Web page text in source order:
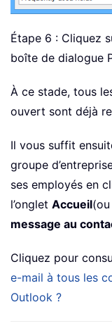
Étape 6 : Cliquez
boîte de dialogue
À ce stade, tous
ouvert sont déjà
Il vous suffit
groupe
ses employés en
l’onglet Accueil
message au
Cliquez pour
e-mail à tous les
Outlook ?